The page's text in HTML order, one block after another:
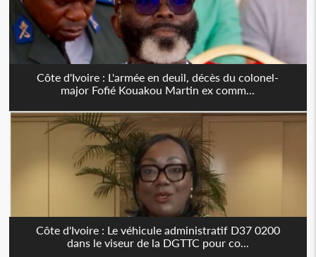
Côte d'Ivoire : L'armée en deuil, décès du colonel-
major Fofié Kouakou Martin ex comm...
Côte d'Ivoire : Le véhicule administratif D37 0200
dans le viseur de la DGTTC pour co...